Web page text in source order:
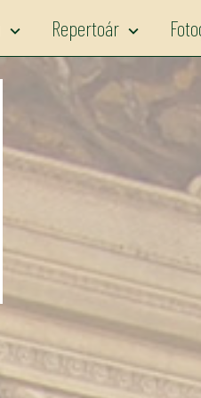
expand_more Repertoár expand_more